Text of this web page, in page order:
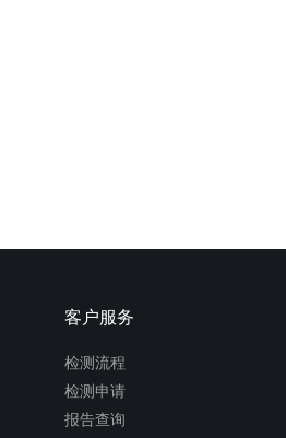
客户服务
检测流程
检测申请
报告查询